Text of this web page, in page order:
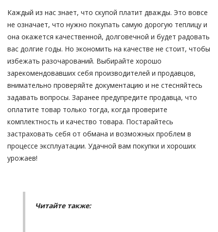
Каждый из нас знает, что скупой платит дважды. Это вовсе
не означает, что нужно покупать самую дорогую теплицу и
она окажется качественной, долговечной и будет радовать
вас долгие годы. Но экономить на качестве не стоит, чтобы
избежать разочарований. Выбирайте хорошо
зарекомендовавших себя производителей и продавцов,
внимательно проверяйте документацию и не стесняйтесь
задавать вопросы. Заранее предупредите продавца, что
оплатите товар только тогда, когда проверите
комплектность и качество товара. Постарайтесь
застраховать себя от обмана и возможных проблем в
процессе эксплуатации. Удачной вам покупки и хороших
урожаев!
Читайте также: